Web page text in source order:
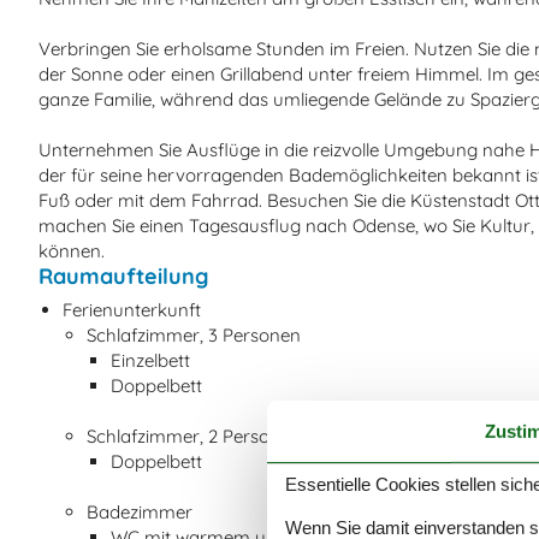
Verbringen Sie erholsame Stunden im Freien. Nutzen Sie
der Sonne oder einen Grillabend unter freiem Himmel. Im
ganze Familie, während das umliegende Gelände zu
Unternehmen Sie Ausflüge in die reizvolle Umgebung nahe
der für seine hervorragenden Bademöglichkeiten bekannt
Fuß oder mit dem Fahrrad. Besuchen Sie die Küstenstadt
machen Sie einen Tagesausflug nach Odense, wo Sie
können.
Raumaufteilung
Ferienunterkunft
Schlafzimmer, 3 Personen
Einzelbett
Doppelbett
Schlafzimmer, 2 Personen
Doppelbett
Badezimmer
Essentielle Cookies stellen
Wenn Sie damit einverstanden